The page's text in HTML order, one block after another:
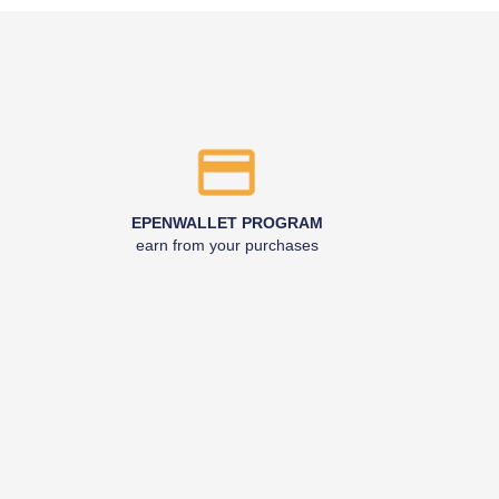
EPENWALLET PROGRAM
earn from your purchases